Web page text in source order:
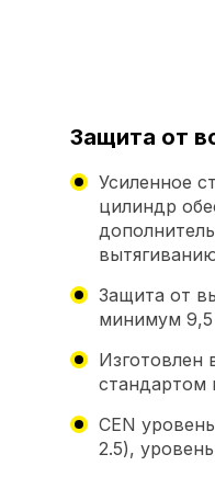
Усиленное
цилиндр
Защита от
минимум 9,5
Изготовлен
стандартом
Защита от
CEN
2.5),